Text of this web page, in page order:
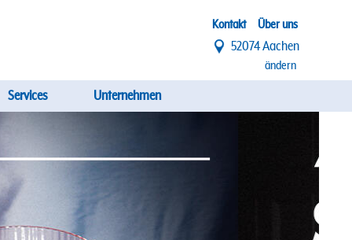
Top
Menü
Kontakt Über uns
52074 Aachen
ändern
Services Unternehmen